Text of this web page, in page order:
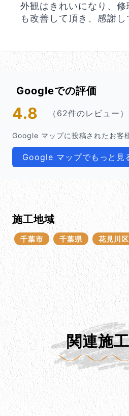
外観はきれいになり、
も改善して頂き、感謝し
Googleでの評価
4.8 （62件のレビュー）
Google マップに投稿されたお客
Google マップでもっと見
施工地域
千葉市 千葉県 花見川区
関連施